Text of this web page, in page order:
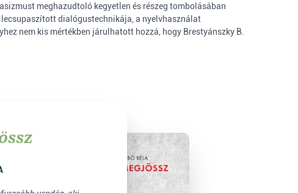
meghazudtoló kegyetlen és részeg tombolásában
dialógustechnikája, a nyelvhasználat
nem kis mértékben járulhatott hozzá, hogy Brestyánszky B.